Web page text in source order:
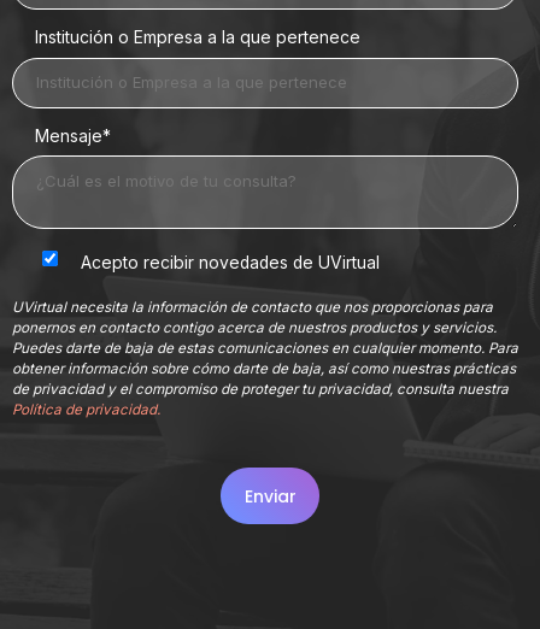
Institución o Empresa a la que pertenece
Mensaje*
Acepto recibir novedades de UVirtual
UVirtual necesita la información de contacto que nos proporcionas para
ponernos en contacto contigo acerca de nuestros productos y servicios.
Puedes darte de baja de estas comunicaciones en cualquier momento. Para
obtener información sobre cómo darte de baja, así como nuestras prácticas
de privacidad y el compromiso de proteger tu privacidad, consulta nuestra
Política de privacidad.